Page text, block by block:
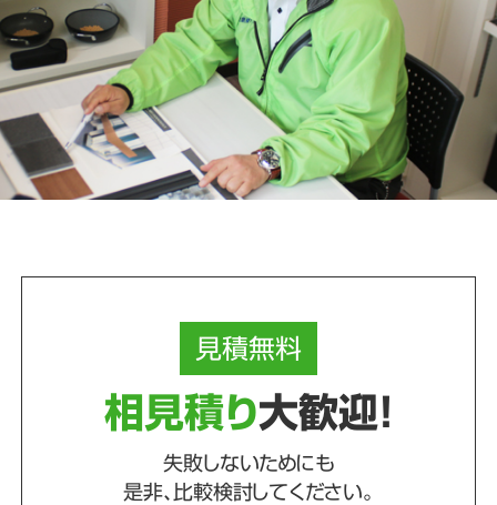
見積無料
相見積り大歓迎！
失敗しないためにも
是非、比較検討してください。